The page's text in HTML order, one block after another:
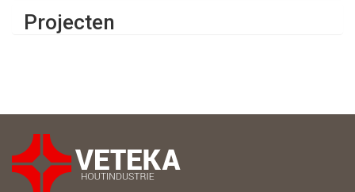
Projecten